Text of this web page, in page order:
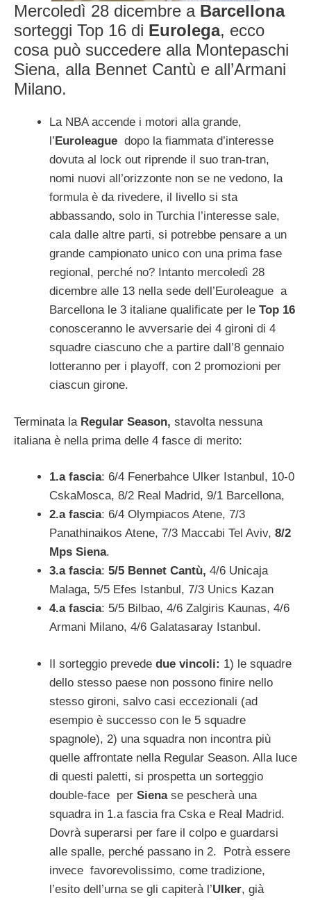
Mercoledì 28 dicembre a Barcellona
sorteggi Top 16 di Eurolega, ecco
cosa può succedere alla Montepaschi
Siena, alla Bennet Cantù e all’Armani
Milano.
La NBA accende i motori alla grande,
l’ Euroleague dopo la fiammata d’interesse
dovuta al lock out riprende il suo tran-tran,
nomi nuovi all’orizzonte non se ne vedono, la
formula è da rivedere, il livello si sta
abbassando, solo in Turchia l’interesse sale,
cala dalle altre parti, si potrebbe pensare a un
grande campionato unico con una prima fase
regional, perché no? Intanto mercoledì 28
dicembre alle 13 nella sede dell’Euroleague a
Barcellona le 3 italiane qualificate per le Top 16
conosceranno le avversarie dei 4 gironi di 4
squadre ciascuno che a partire dall’8 gennaio
lotteranno per i playoff, con 2 promozioni per
ciascun girone.
Terminata la Regular Season, stavolta nessuna
italiana è nella prima delle 4 fasce di merito:
1.a fascia: 6/4 Fenerbahce Ulker Istanbul, 10-0
CskaMosca, 8/2 Real Madrid, 9/1 Barcellona,
2.a fascia: 6/4 Olympiacos Atene, 7/3
Panathinaikos Atene, 7/3 Maccabi Tel Aviv, 8/2
Mps Siena.
3.a fascia: 5/5 Bennet Cantù, 4/6 Unicaja
Malaga, 5/5 Efes Istanbul, 7/3 Unics Kazan
4.a fascia: 5/5 Bilbao, 4/6 Zalgiris Kaunas, 4/6
Armani Milano, 4/6 Galatasaray Istanbul.
Il sorteggio prevede due vincoli: 1) le squadre
dello stesso paese non possono finire nello
stesso gironi, salvo casi eccezionali (ad
esempio è successo con le 5 squadre
spagnole), 2) una squadra non incontra più
quelle affrontate nella Regular Season. Alla luce
di questi paletti, si prospetta un sorteggio
double-face per Sienase pescherà una
squadra in 1.a fascia fra Cska e Real Madrid.
Dovrà superarsi per fare il colpo e guardarsi
alle spalle, perché passano in 2. Potrà essere
invece favorevolissimo, come tradizione,
l’esito dell’urna se gli capiterà l’Ulker, già